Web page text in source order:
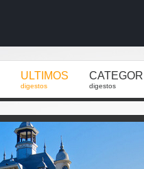
ULTIMOS
digestos digestos